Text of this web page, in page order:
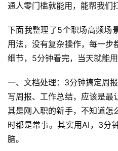
通人零门槛就能用，能帮我们
下面我整理了5个职场高频场
用法，没有复杂操作，每一步
细节，5分钟看完，当天就能用
一、文档处理：3分钟搞定周
写周报、工作总结，应该是最
其是刚入职的新手，不知道怎
时都是常事。其实用AI，3分
脑。